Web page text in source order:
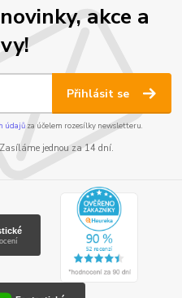
akce a
Přihlásit se
údajůza účelem rozesílky newsletteru.
jednou za 14 dní.